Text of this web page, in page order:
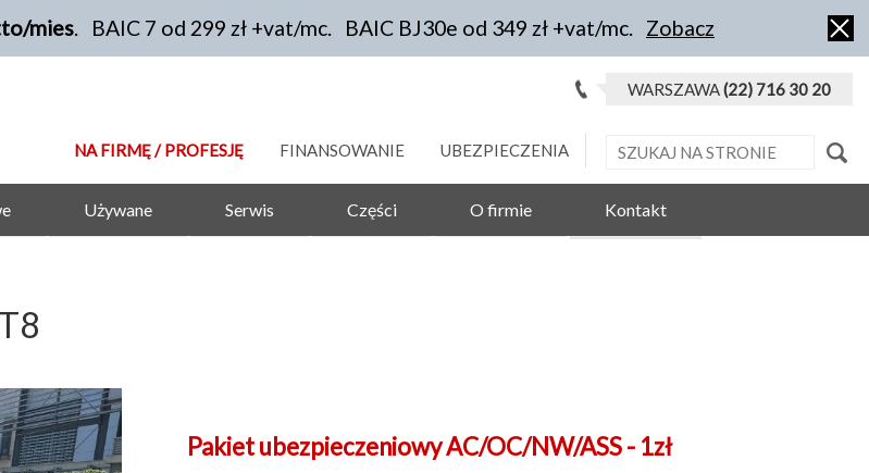
mies. BAIC 7 od 299 zł +vat/mc. BAIC BJ30e od 349 zł +vat/mc. Zobacz
WARSZAWA(22) 716 30 20
NA FIRMĘ / PROFESJĘ FINANSOWANIE UBEZPIECZENIA
Używane Serwis Części O firmie Kontakt
Pakiet ubezpieczeniowy AC/OC/NW/ASS - 1zł